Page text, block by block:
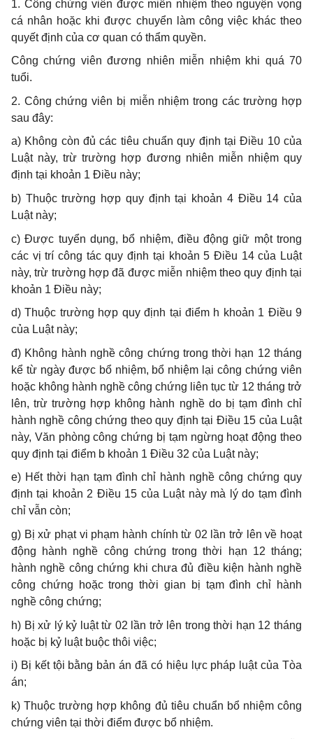
1. Công chứng viên được miễn nhiệm theo nguyện vọng
cá nhân hoặc khi được chuyển làm công việc khác theo
quyết định của cơ quan có thẩm quyền.
Công chứng viên đương nhiên miễn nhiệm khi quá 70
tuổi.
2. Công chứng viên bị miễn nhiệm trong các trường hợp
sau đây:
a) Không còn đủ các tiêu chuẩn quy định tại Điều 10 của
Luật này, trừ trường hợp đương nhiên miễn nhiệm quy
định tại khoản 1 Điều này;
b) Thuộc trường hợp quy định tại khoản 4 Điều 14 của
Luật này;
c) Được tuyển dụng, bổ nhiệm, điều động giữ một trong
các vị trí công tác quy định tại khoản 5 Điều 14 của Luật
này, trừ trường hợp đã được miễn nhiệm theo quy định tại
khoản 1 Điều này;
d) Thuộc trường hợp quy định tại điểm h khoản 1 Điều 9
của Luật này;
đ) Không hành nghề công chứng trong thời hạn 12 tháng
kể từ ngày được bổ nhiệm, bổ nhiệm lại công chứng viên
hoặc không hành nghề công chứng liên tục từ 12 tháng trở
lên, trừ trường hợp không hành nghề do bị tạm đình chỉ
hành nghề công chứng theo quy định tại Điều 15 của Luật
này, Văn phòng công chứng bị tạm ngừng hoạt động theo
quy định tại điểm b khoản 1 Điều 32 của Luật này;
e) Hết thời hạn tạm đình chỉ hành nghề công chứng quy
định tại khoản 2 Điều 15 của Luật này mà lý do tạm đình
chỉ vẫn còn;
g) Bị xử phạt vi phạm hành chính từ 02 lần trở lên về hoạt
động hành nghề công chứng trong thời hạn 12 tháng;
hành nghề công chứng khi chưa đủ điều kiện hành nghề
công chứng hoặc trong thời gian bị tạm đình chỉ hành
nghề công chứng;
h) Bị xử lý kỷ luật từ 02 lần trở lên trong thời hạn 12 tháng
hoặc bị kỷ luật buộc thôi việc;
i) Bị kết tội bằng bản án đã có hiệu lực pháp luật của Tòa
án;
k) Thuộc trường hợp không đủ tiêu chuẩn bổ nhiệm công
chứng viên tại thời điểm được bổ nhiệm.